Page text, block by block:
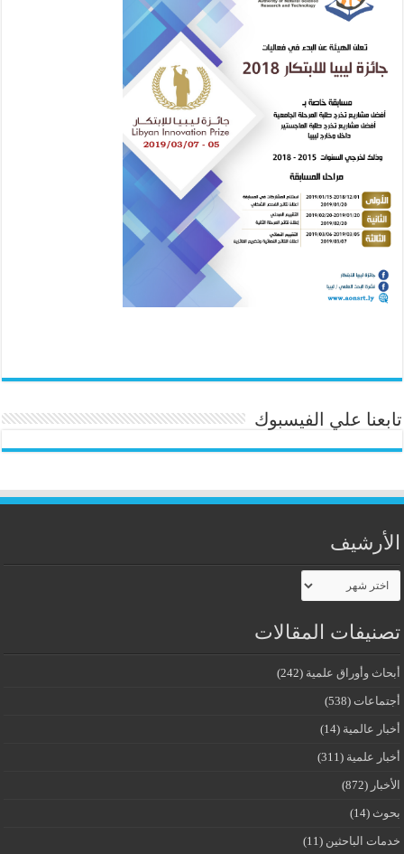
تابعنا علي الفيسبوك
الأرشيف
الأرشيف
تصنيفات المقالات
أبحاث وأوراق علمية (242)
أجتماعات (538)
أخبار عالمية (14)
أخبار علمية (311)
الأخبار (872)
بحوث (14)
خدمات الباحثين (11)